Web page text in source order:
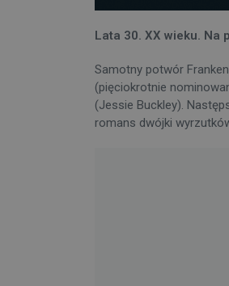
Lata 30. XX wieku. Na
Samotny potwór
(pięciokrotnie
(Jessie Buckley).
romans dwójki